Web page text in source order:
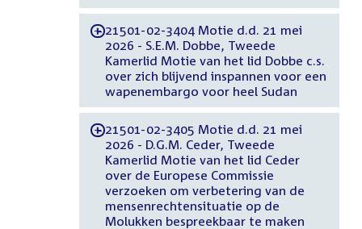
-21501-02-3404 Motie d.d. 21 mei
2026 - S.E.M. Dobbe, Tweede
Kamerlid Motie van het lid Dobbe c.s.
over zich blijvend inspannen voor een
wapenembargo voor heel Sudan
-21501-02-3405 Motie d.d. 21 mei
2026 - D.G.M. Ceder, Tweede
Kamerlid Motie van het lid Ceder
over de Europese Commissie
verzoeken om verbetering van de
mensenrechtensituatie op de
Molukken bespreekbaar te maken